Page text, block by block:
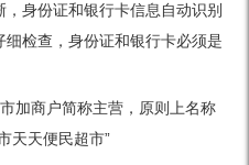
身份证和银行卡信息自动识别
检查，身份证和银行卡必须是
加商户简称主营，原则上名称
天天便民超市”